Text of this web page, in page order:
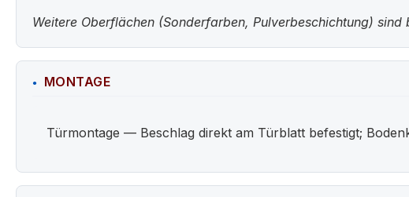
Weitere Oberflächen (Sonderfarben, Pulverbeschichtung)
MONTAGE
Türmontage — Beschlag direkt am Türblatt befestigt;